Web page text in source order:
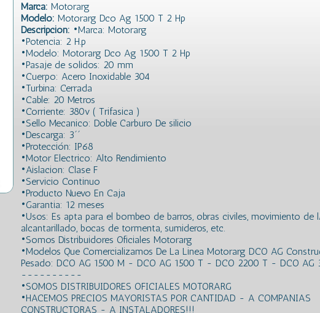
Marca: Motorarg
Modelo: Motorarg Dco Ag 1500 T 2 Hp
Descripción: •Marca: Motorarg
•Potencia: 2 H.p
•Modelo: Motorarg Dco Ag 1500 T 2 Hp
•Pasaje de solidos: 20 mm
•Cuerpo: Acero Inoxidable 304
•Turbina: Cerrada
•Cable: 20 Metros
•Corriente: 380v ( Trifasica )
•Sello Mecanico: Doble Carburo De silicio
•Descarga: 3´´
•Protección: IP68
•Motor Electrico: Alto Rendimiento
•Aislacion: Clase F
•Servicio Continuo
•Producto Nuevo En Caja
•Garantia: 12 meses
•Usos: Es apta para el bombeo de barros, obras civiles, movimiento de
alcantarillado, bocas de tormenta, sumideros, etc.
•Somos Distribuidores Oficiales Motorarg
•Modelos Que Comercializamos De La Linea Motorarg DCO AG
Pesado: DCO AG 1500 M - DCO AG 1500 T - DCO 2200 T - DCO AG
----------
•SOMOS DISTRIBUIDORES OFICIALES MOTORARG
•HACEMOS PRECIOS MAYORISTAS POR CANTIDAD - A COMPANIAS
CONSTRUCTORAS - A INSTALADORES!!!